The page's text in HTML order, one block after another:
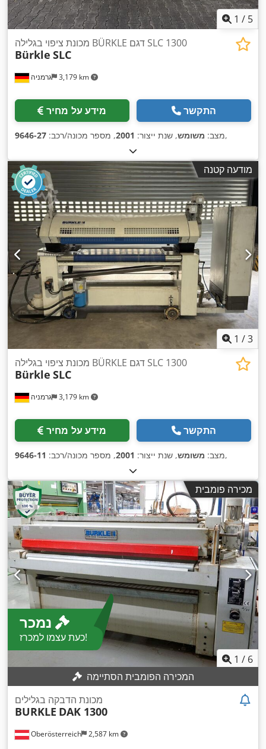
1 / 5
גרמניה 3,179 km
מכונת ציפוי בגלילה BÜRKLE דגם SLC 1300
Bürkle SLC
מידע על מחיר התקשר
מצב: משומש, שנת ייצור: 2001, מספר מכונה/רכב: 9646-27 ,
מודעה קטנה
1 /3
גרמניה 3,179 km
מכונת ציפוי בגלילה BÜRKLE דגם SLC 1300
Bürkle SLC
מידע על מחיר התקשר
מצב: משומש, שנת ייצור: 2001, מספר מכונה/רכב: 9646-11 ,
מכירה פומבית
כעת עצמו למכרז!
1 / 6
המכירה הפומבית הסתיימה
Oberösterreich 2,587 km
מכונת הדבקה בגלילים
BURKLE DAK 1300